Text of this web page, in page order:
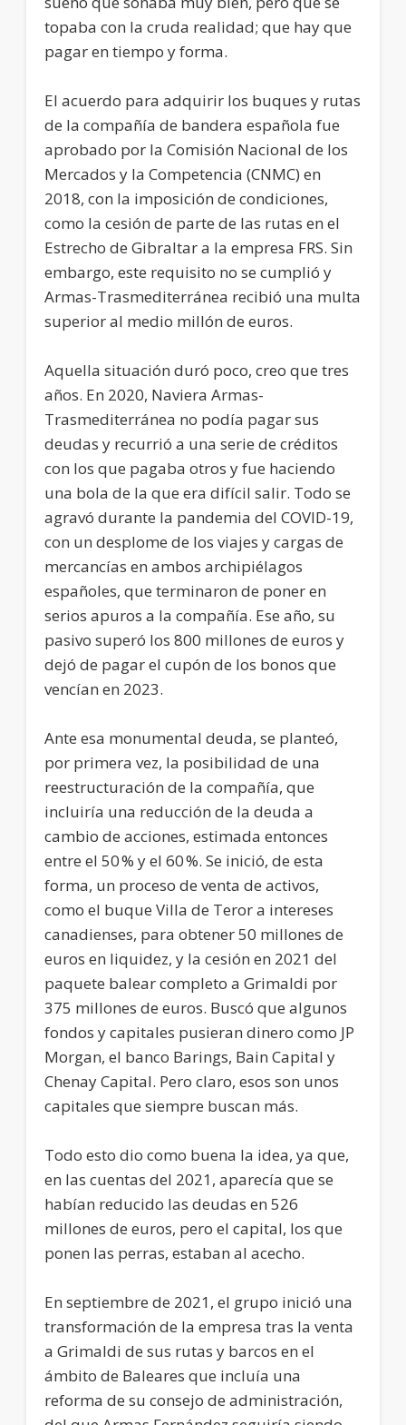
topaba con la cruda realidad; que hay que
pagar en tiempo y forma.
El acuerdo para adquirir los buques y rutas
de la compañía de bandera española fue
aprobado por la Comisión Nacional de los
Mercados y la Competencia (CNMC) en
2018, con la imposición de condiciones,
como la cesión de parte de las rutas en el
Estrecho de Gibraltar a la empresa FRS. Sin
embargo, este requisito no se cumplió y
Armas-Trasmediterránea recibió una multa
superior al medio millón de euros.
Aquella situación duró poco, creo que tres
años. En 2020, Naviera Armas-
Trasmediterránea no podía pagar sus
deudas y recurrió a una serie de créditos
con los que pagaba otros y fue haciendo
una bola de la que era difícil salir. Todo se
agravó durante la pandemia del COVID-19,
con un desplome de los viajes y cargas de
mercancías en ambos archipiélagos
españoles, que terminaron de poner en
serios apuros a la compañía. Ese año, su
pasivo superó los 800 millones de euros y
dejó de pagar el cupón de los bonos que
vencían en 2023.
Ante esa monumental deuda, se planteó,
por primera vez, la posibilidad de una
reestructuración de la compañía, que
incluiría una reducción de la deuda a
cambio de acciones, estimada entonces
entre el 50 % y el 60 %. Se inició, de esta
forma, un proceso de venta de activos,
como el buque Villa de Teror a intereses
canadienses, para obtener 50 millones de
euros en liquidez, y la cesión en 2021 del
paquete balear completo a Grimaldi por
375 millones de euros. Buscó que algunos
fondos y capitales pusieran dinero como JP
Morgan, el banco Barings, Bain Capital y
Chenay Capital. Pero claro, esos son unos
capitales que siempre buscan más.
Todo esto dio como buena la idea, ya que,
en las cuentas del 2021, aparecía que se
habían reducido las deudas en 526
millones de euros, pero el capital, los que
ponen las perras, estaban al acecho.
En septiembre de 2021, el grupo inició una
transformación de la empresa tras la venta
a Grimaldi de sus rutas y barcos en el
ámbito de Baleares que incluía una
reforma de su consejo de administración,